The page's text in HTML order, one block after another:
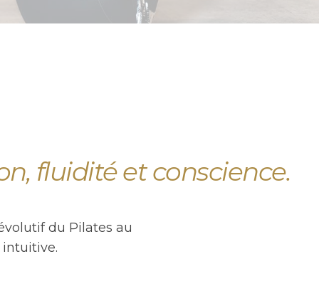
fluidité et conscience.
du Pilates au
intuitive.